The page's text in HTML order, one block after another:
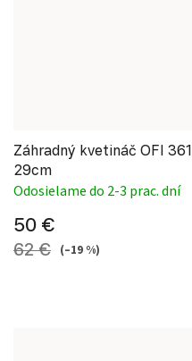
Záhradný kvetináč OFI 361
29cm
Odosielame do 2-3 prac. dní
50 €
62 € (–19 %)